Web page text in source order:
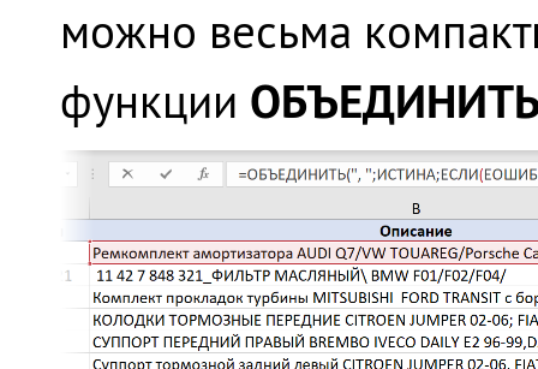
можно весьма
функции